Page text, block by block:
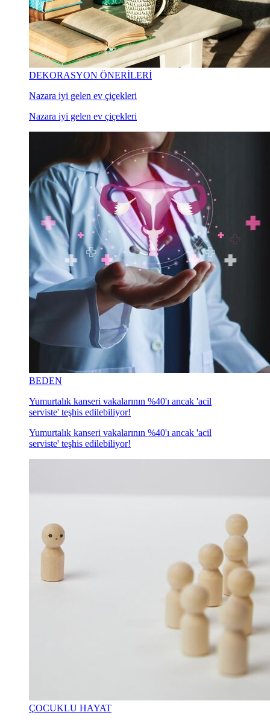
DEKORASYON ÖNERİLERİ
Nazara iyi gelen ev çiçekleri
Nazara iyi gelen ev çiçekleri
BEDEN
Yumurtalık kanseri vakalarının %40'ı ancak 'acil
serviste' teşhis edilebiliyor!
Yumurtalık kanseri vakalarının %40'ı ancak 'acil
serviste' teşhis edilebiliyor!
ÇOCUKLU HAYAT